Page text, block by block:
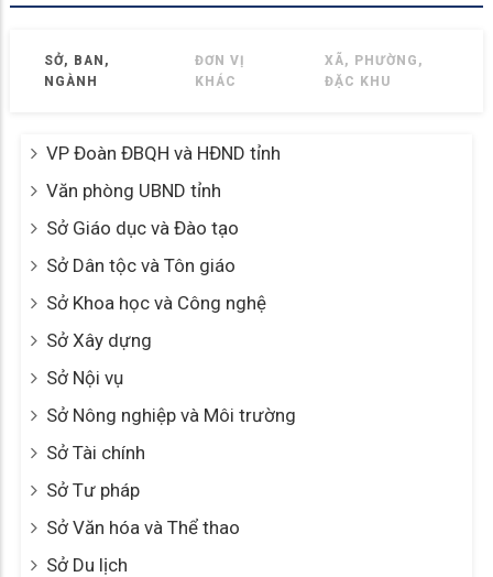
SỞ, BAN,
NGÀNH
ĐƠN VỊ
KHÁC
XÃ, PHƯỜNG,
ĐẶC KHU
VP Đoàn ĐBQH và HĐND tỉnh
Văn phòng UBND tỉnh
Sở Giáo dục và Đào tạo
Sở Dân tộc và Tôn giáo
Sở Khoa học và Công nghệ
Sở Xây dựng
Sở Nội vụ
Sở Nông nghiệp và Môi trường
Sở Tài chính
Sở Tư pháp
Sở Văn hóa và Thể thao
Sở Du lịch